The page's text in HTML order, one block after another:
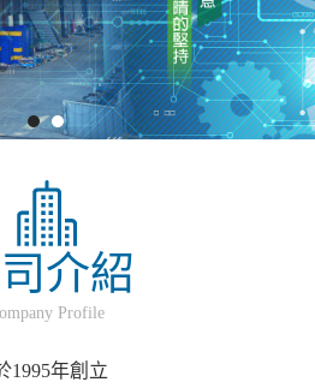
介紹
Profile
1995年創立